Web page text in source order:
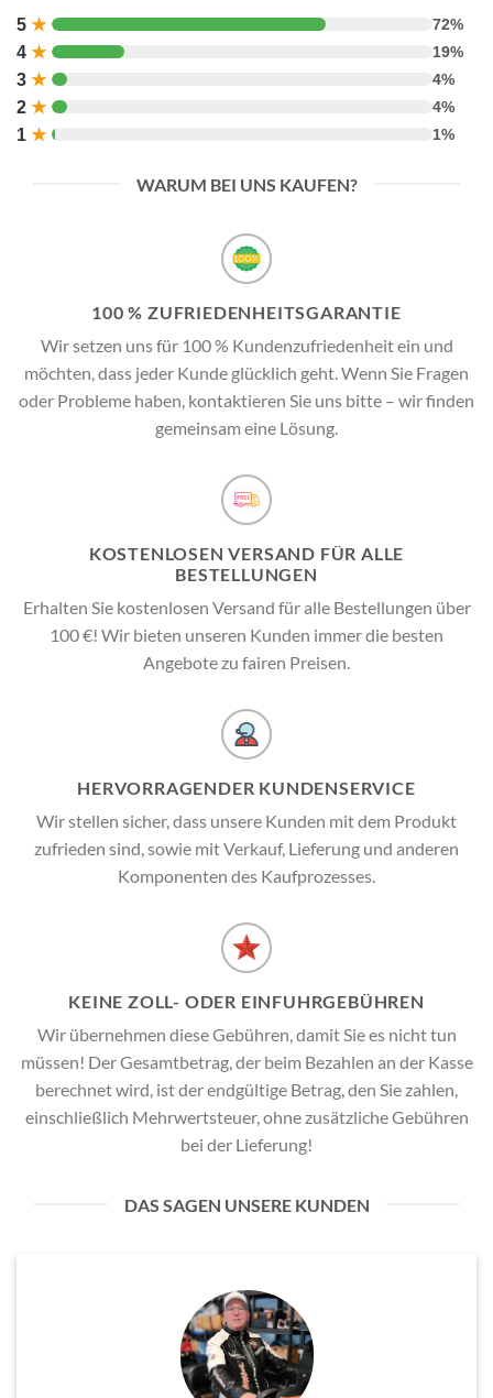
5 ★ 72%
4 ★ 19%
3 ★ 4%
2 ★ 4%
1 ★ 1%
WARUM BEI UNS KAUFEN?
100 % ZUFRIEDENHEITSGARANTIE
Wir setzen uns für 100 % Kundenzufriedenheit ein und
möchten, dass jeder Kunde glücklich geht. Wenn Sie Fragen
oder Probleme haben, kontaktieren Sie uns bitte – wir finden
gemeinsam eine Lösung.
KOSTENLOSEN VERSAND FÜR ALLE
BESTELLUNGEN
Erhalten Sie kostenlosen Versand für alle Bestellungen über
100 €! Wir bieten unseren Kunden immer die besten
Angebote zu fairen Preisen.
HERVORRAGENDER KUNDENSERVICE
Wir stellen sicher, dass unsere Kunden mit dem Produkt
zufrieden sind, sowie mit Verkauf, Lieferung und anderen
Komponenten des Kaufprozesses.
KEINE ZOLL- ODER EINFUHRGEBÜHREN
Wir übernehmen diese Gebühren, damit Sie es nicht tun
müssen! Der Gesamtbetrag, der beim Bezahlen an der Kasse
berechnet wird, ist der endgültige Betrag, den Sie zahlen,
einschließlich Mehrwertsteuer, ohne zusätzliche Gebühren
bei der Lieferung!
DAS SAGEN UNSERE KUNDEN